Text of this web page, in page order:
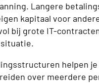
Langere
kapitaal voor
bij grote IT-
situatie.
helpen
over meerdere